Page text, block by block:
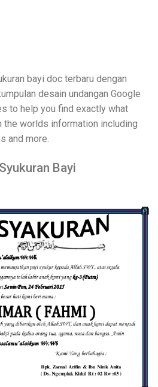
bayi doc terbaru dengan
desain undangan Google
to help you find exactly what
the worlds information including
and more.
Bayi